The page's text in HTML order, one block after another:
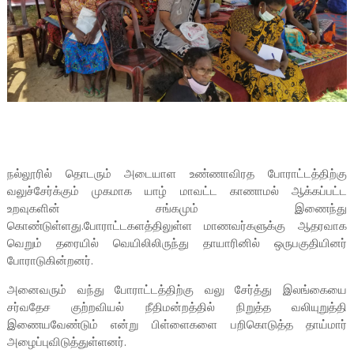
நல்லூரில் தொடரும் அடையாள உண்ணாவிரத போராட்டத்திற்கு
வலுச்சேர்க்கும் முகமாக யாழ் மாவட்ட காணாமல் ஆக்கப்பட்ட
உறவுகளின் சங்கமும் இணைந்து
கொண்டுள்ளது.போராட்டகளத்திலுள்ள மாணவர்களுக்கு ஆதரவாக
வெறும் தரையில் வெயிலிலிருந்து தாயாரினில் ஒருபகுதியினர்
போராடுகின்றனர்.
அனைவரும் வந்து போராட்டத்திற்கு வலு சேர்த்து இலங்கையை
சர்வதேச குற்றவியல் நீதிமன்றத்தில் நிறுத்த வலியுறுத்தி
இணையவேண்டும் என்று பிள்ளைகளை பறிகொடுத்த தாய்மார்
அழைப்புவிடுத்துள்ளனர்.